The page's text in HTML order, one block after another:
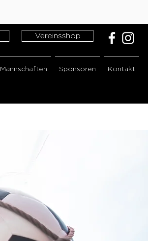
Vereinsshop
Mannschaften Sponsoren Kontakt